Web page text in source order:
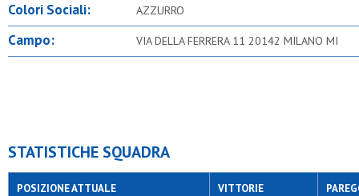
Colori Sociali: AZZURRO
Campo: VIA DELLA FERRERA 11 20142 MILANO MI
STATISTICHE SQUADRA
POSIZIONE ATTUALE VITTORIE